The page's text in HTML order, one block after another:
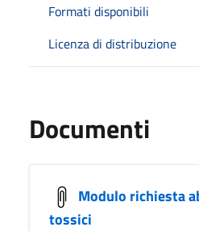
Formati disponibili
Licenza di distribuzione
Documenti
Modulo richiesta
tossici